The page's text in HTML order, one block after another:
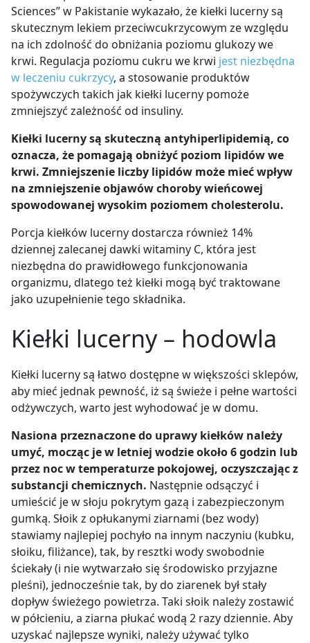
Sciences” w Pakistanie wykazało, że kiełki lucerny są
skutecznym lekiem przeciwcukrzycowym ze względu
na ich zdolność do obniżania poziomu glukozy we
krwi. Regulacja poziomu cukru we krwi jest niezbędna
w leczeniu cukrzycy, a stosowanie produktów
spożywczych takich jak kiełki lucerny pomoże
zmniejszyć zależność od insuliny.
Kiełki lucerny są skuteczną antyhiperlipidemią, co
oznacza, że ​​pomagają obniżyć poziom lipidów we
krwi. Zmniejszenie liczby lipidów może mieć wpływ
na zmniejszenie objawów choroby wieńcowej
spowodowanej wysokim poziomem cholesterolu.
Porcja kiełków lucerny dostarcza również 14%
dziennej zalecanej dawki witaminy C, która jest
niezbędna do prawidłowego funkcjonowania
organizmu, dlatego też kiełki mogą być traktowane
jako uzupełnienie tego składnika.
Kiełki lucerny – hodowla
Kiełki lucerny są łatwo dostępne w większości sklepów,
aby mieć jednak pewność, iż są świeże i pełne wartości
odżywczych, warto jest wyhodować je w domu.
Nasiona przeznaczone do uprawy kiełków należy
umyć, mocząc je w letniej wodzie około 6 godzin lub
przez noc w temperaturze pokojowej, oczyszczając z
substancji chemicznych. Następnie odsączyć i
umieścić je w słoju pokrytym gazą i zabezpieczonym
gumką. Słoik z opłukanymi ziarnami (bez wody)
stawiamy najlepiej pochyło na innym naczyniu (kubku,
słoiku, filiżance), tak, by resztki wody swobodnie
ściekały (i nie wytwarzało się środowisko przyjazne
pleśni), jednocześnie tak, by do ziarenek był stały
dopływ świeżego powietrza. Taki słoik należy zostawić
w półcieniu, a ziarna płukać wodą 2 razy dziennie. Aby
uzyskać najlepsze wyniki, należy używać tylko